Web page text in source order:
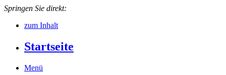
Springen Sie direkt:
zum Inhalt
Startseite
Menü